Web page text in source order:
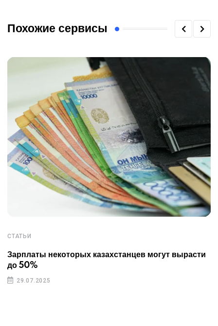
Похожие сервисы
СТАТЬИ
Зарплаты некоторых казахстанцев могут вырасти
до 50%
29.07.2025